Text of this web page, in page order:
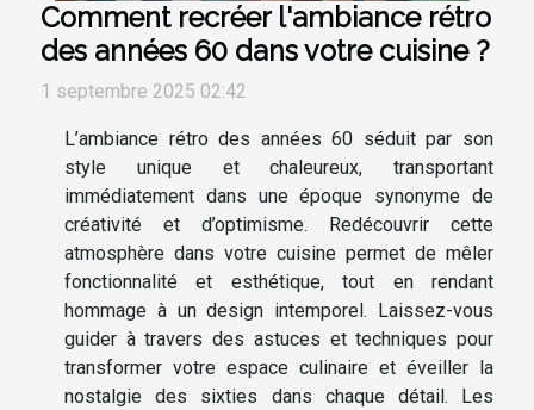
Comment recréer l'ambiance rétro
des années 60 dans votre cuisine ?
1 septembre 2025 02:42
L’ambiance rétro des années 60 séduit par son
style unique et chaleureux, transportant
immédiatement dans une époque synonyme de
créativité et d’optimisme. Redécouvrir cette
atmosphère dans votre cuisine permet de mêler
fonctionnalité et esthétique, tout en rendant
hommage à un design intemporel. Laissez-vous
guider à travers des astuces et techniques pour
transformer votre espace culinaire et éveiller la
nostalgie des sixties dans chaque détail. Les